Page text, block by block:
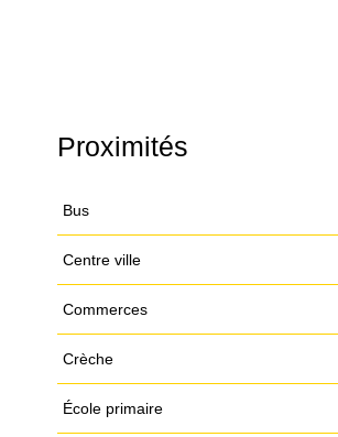
Proximités
Bus
Centre ville
Commerces
Crèche
École primaire